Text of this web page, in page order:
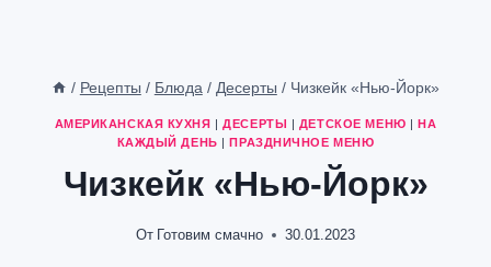
/ Рецепты / Блюда / Десерты / Чизкейк «Нью-Йорк»
АМЕРИКАНСКАЯ КУХНЯ |ДЕСЕРТЫ | ДЕТСКОЕ МЕНЮ |НА
КАЖДЫЙ ДЕНЬ |ПРАЗДНИЧНОЕ МЕНЮ
Чизкейк «Нью-Йорк»
От Готовим смачно 30.01.2023